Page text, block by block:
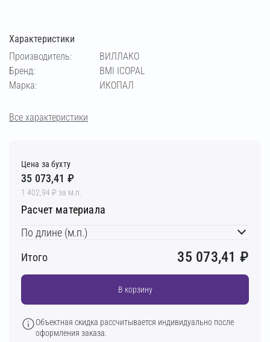
Характеристики
Производитель:
ВИЛЛАКО
Бренд:
BMI ICOPAL
Марка:
ИКОПАЛ
Все характеристики
Цена за бухту
35 073,41 ₽
1 402,94 ₽ за м.п.
Расчет материала
По длине (м.п.)
Итого
35 073,41 ₽
В корзину
Объектная скидка рассчитывается индивидуально после
оформления заказа.